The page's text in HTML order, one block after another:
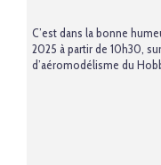
C’est dans la bonne
2025 à partir de 10h30,
d’aéromodélisme du